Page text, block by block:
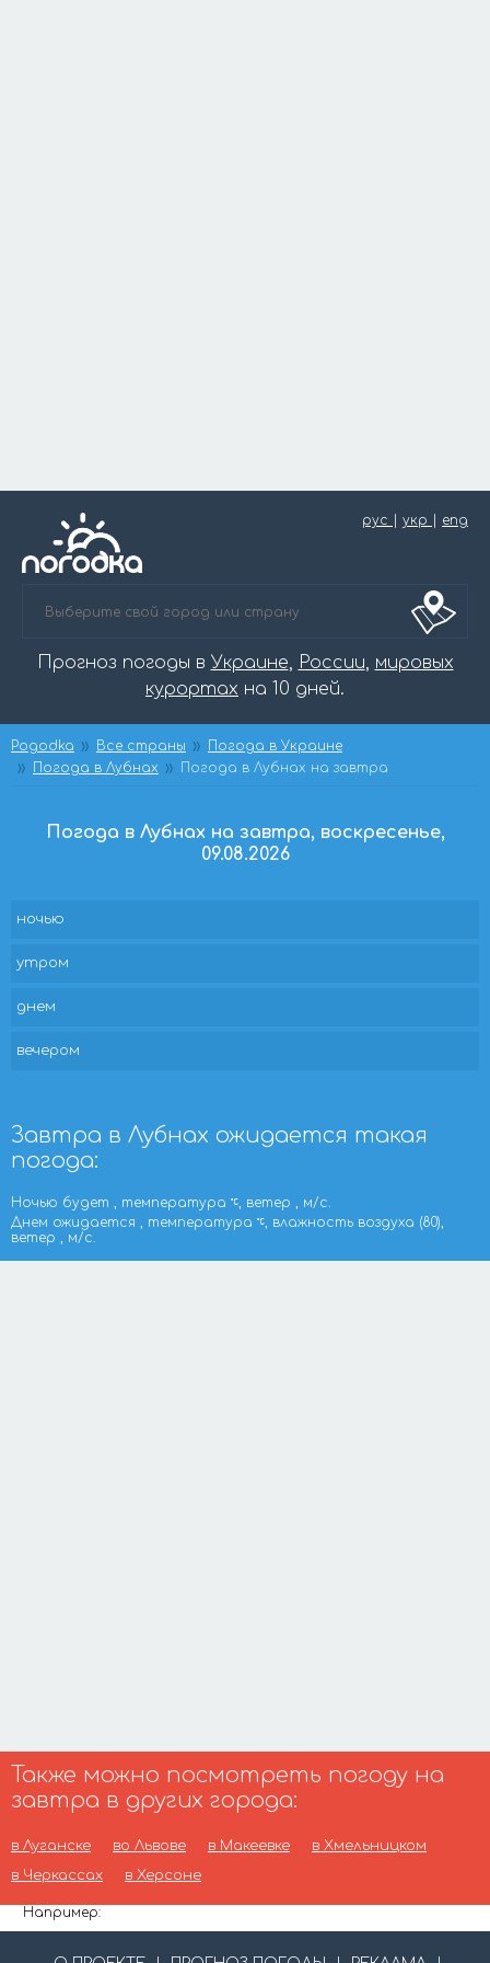
рус укр eng
Прогноз погоды в Украине, России, мировых
курортах на 10 дней.
Pogodka Все страны
Погода в Украине
Погода в Лубнах
Погода в Лубнах на завтра
Погода в Лубнах на завтра, воскресенье,
09.08.2026
ночью
утром
днем
вечером
Завтра в Лубнах ожидается такая
погода:
Ночью будет , температура
, ветер , м/с.
Днем ожидается , температура
, влажность воздуха (80),
ветер , м/с.
Также можно посмотреть погоду на
завтра в других города:
в Луганске во Львове в Макеевке
в Хмельницком
в Черкассах
в Херсоне
Например: